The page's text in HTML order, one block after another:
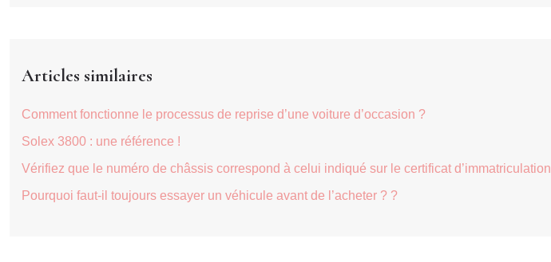
Articles similaires
Comment fonctionne le processus de reprise d’une voiture d’occasion ?
Solex 3800 : une référence !
Vérifiez que le numéro de châssis correspond à celui indiqué sur le certificat d’immatriculation
Pourquoi faut-il toujours essayer un véhicule avant de l’acheter ? ?